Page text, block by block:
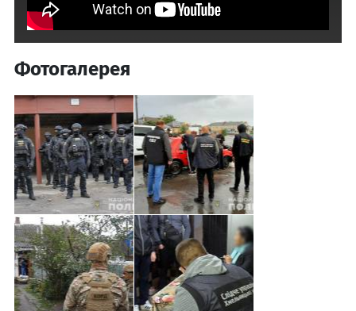
Фотогалерея